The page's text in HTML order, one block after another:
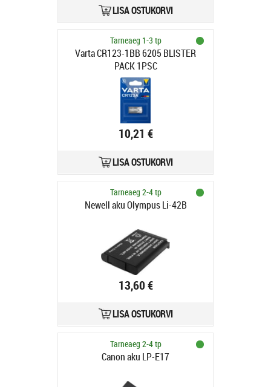
LISA OSTUKORVI
Tarneaeg 1-3 tp
Varta CR123-1BB 6205 BLISTER
PACK 1PSC
10,21 €
LISA OSTUKORVI
Tarneaeg 2-4 tp
Newell aku Olympus Li-42B
13,60 €
LISA OSTUKORVI
Tarneaeg 2-4 tp
Canon aku LP-E17